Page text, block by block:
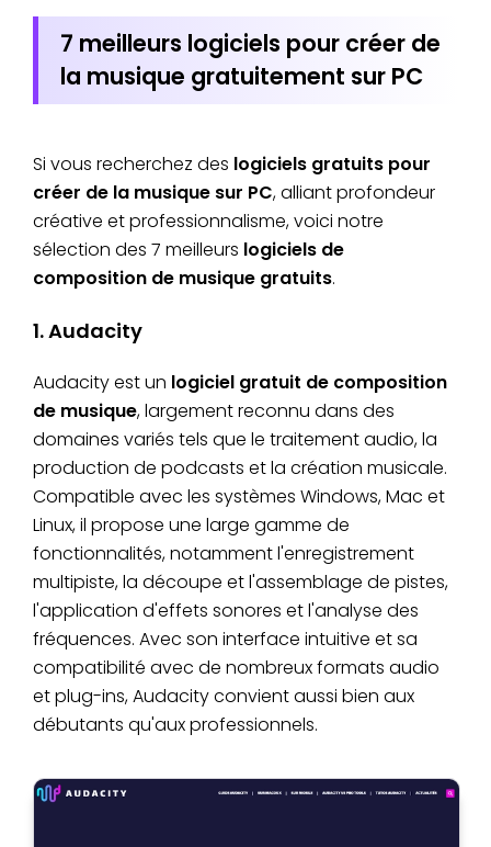
7 meilleurs logiciels pour créer de
la musique gratuitement sur PC
Si vous recherchez des logiciels gratuits pour
créer de la musique sur PC, alliant profondeur
créative et professionnalisme, voici notre
sélection des 7 meilleurs logiciels de
composition de musique gratuits.
1. Audacity
Audacity est un logiciel gratuit de composition
de musique, largement reconnu dans des
domaines variés tels que le traitement audio, la
production de podcasts et la création musicale.
Compatible avec les systèmes Windows, Mac et
Linux, il propose une large gamme de
fonctionnalités, notamment l'enregistrement
multipiste, la découpe et l'assemblage de pistes,
l'application d'effets sonores et l'analyse des
fréquences. Avec son interface intuitive et sa
compatibilité avec de nombreux formats audio
et plug-ins, Audacity convient aussi bien aux
débutants qu'aux professionnels.